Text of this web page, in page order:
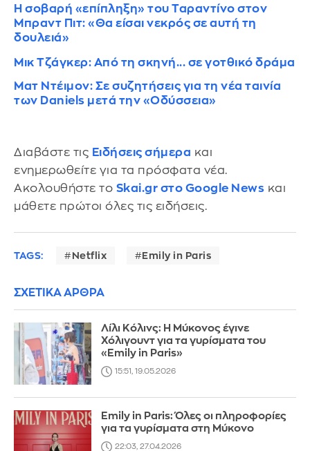
Η σοβαρή «επίπληξη» του Ταραντίνο στον
Μπραντ Πιτ: «Θα είσαι νεκρός σε αυτή τη
δουλειά»
Μικ Τζάγκερ: Από τη σκηνή... σε γοτθικό δράμα
Ματ Ντέιμον: Σε συζητήσεις για τη νέα ταινία
των Daniels μετά την «Οδύσσεια»
Διαβάστε τις Ειδήσεις σήμερα και
ενημερωθείτε για τα πρόσφατα νέα.
Ακολουθήστε το Skai.gr στο Google News και
μάθετε πρώτοι όλες τις ειδήσεις.
TAGS: Netflix Emily in Paris
ΣΧΕΤΙΚΑ ΑΡΘΡΑ
Λίλι Κόλινς: Η Μύκονος έγινε
Χόλιγουντ για τα γυρίσματα του
«Emily in Paris»
15:51, 19.05.2026
Emily in Paris: Όλες οι πληροφορίες
για τα γυρίσματα στη Μύκονο
22:03, 27.04.2026